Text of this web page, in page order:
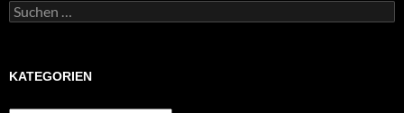
Suchen
nach:
KATEGORIEN